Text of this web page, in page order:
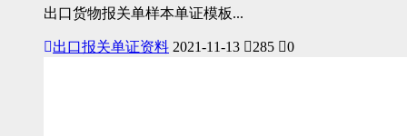
出口货物报关单样本单证模板...
出口报关单证资料 2021-11-13 285 0